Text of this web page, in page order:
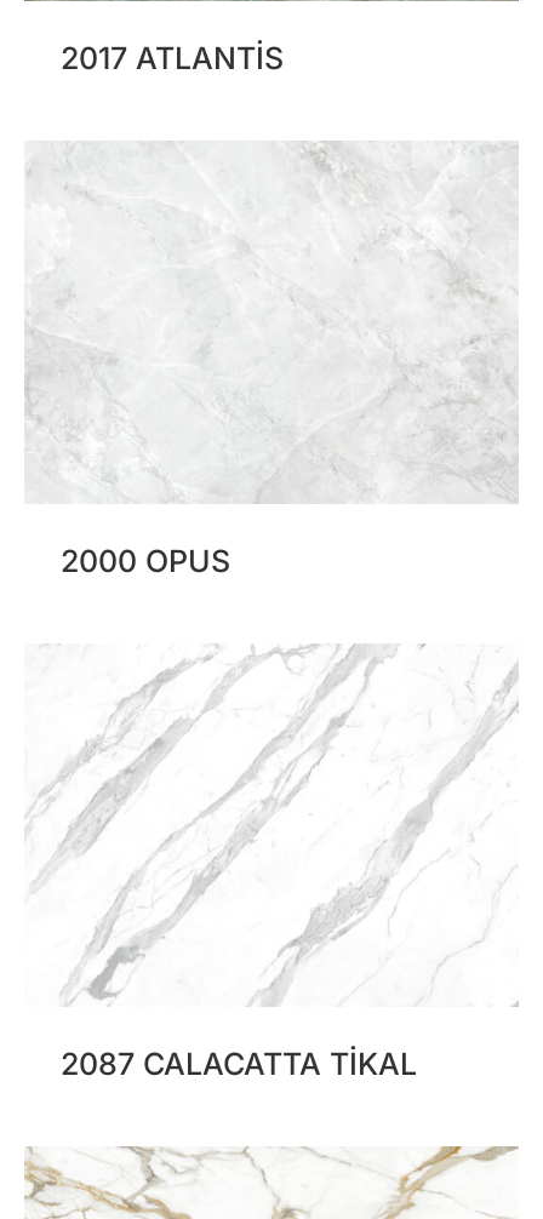
2017 ATLANTIS
2000 OPUS
2087 CALACATTA TIKAL